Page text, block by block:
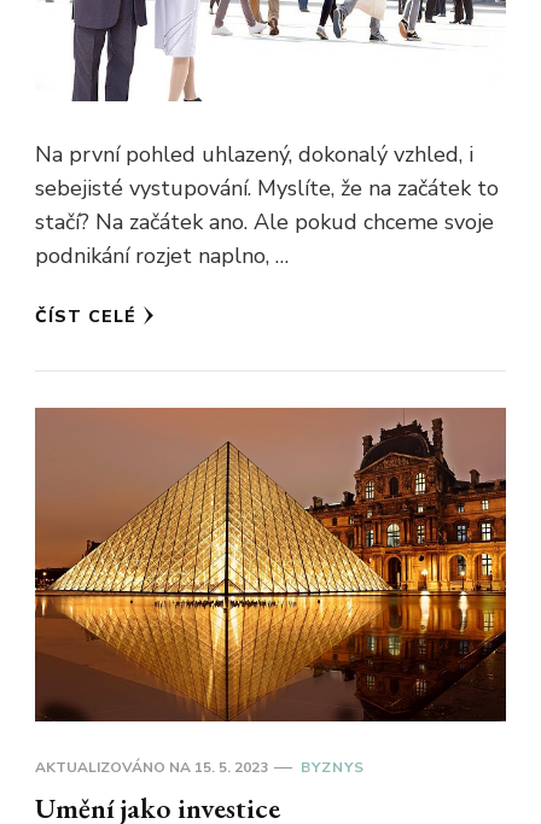
Na první pohled uhlazený, dokonalý vzhled, i
sebejisté vystupování. Myslíte, že na začátek to
stačí? Na začátek ano. Ale pokud chceme svoje
podnikání rozjet naplno, …
ČÍST CELÉ
AKTUALIZOVÁNO NA 15. 5. 2023 BYZNYS
Umění jako investice